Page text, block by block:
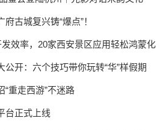
古城复兴铸“爆点”！
发效率，20家西安景区应用轻松鸿蒙化
开：六个技巧带你玩转“华”样假期
“重走西游”不迷路
台正式上线